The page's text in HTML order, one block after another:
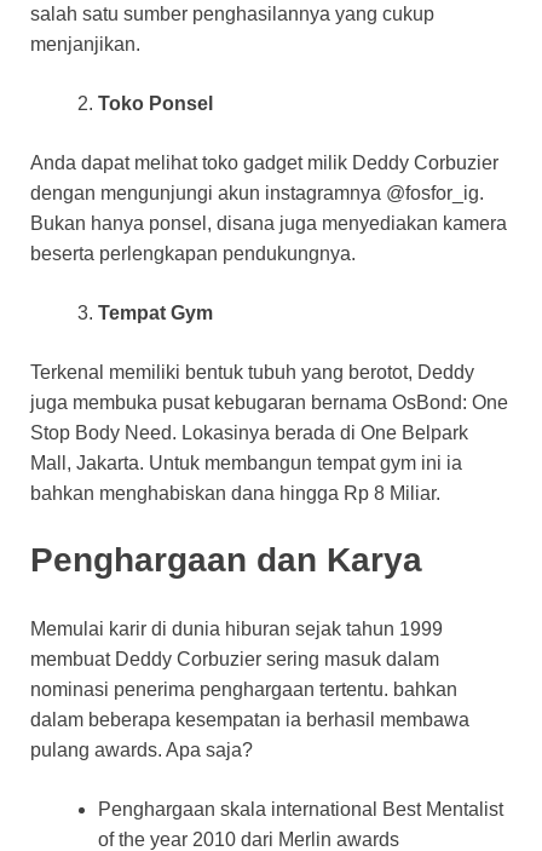
salah satu sumber penghasilannya yang cukup
menjanjikan.
Toko Ponsel
Anda dapat melihat toko gadget milik Deddy Corbuzier
dengan mengunjungi akun instagramnya @fosfor_ig.
Bukan hanya ponsel, disana juga menyediakan kamera
beserta perlengkapan pendukungnya.
Tempat Gym
Terkenal memiliki bentuk tubuh yang berotot, Deddy
juga membuka pusat kebugaran bernama OsBond: One
Stop Body Need. Lokasinya berada di One Belpark
Mall, Jakarta. Untuk membangun tempat gym ini ia
bahkan menghabiskan dana hingga Rp 8 Miliar.
Penghargaan dan Karya
Memulai karir di dunia hiburan sejak tahun 1999
membuat Deddy Corbuzier sering masuk dalam
nominasi penerima penghargaan tertentu. bahkan
dalam beberapa kesempatan ia berhasil membawa
pulang awards. Apa saja?
Penghargaan skala international Best Mentalist
of the year 2010 dari Merlin awards